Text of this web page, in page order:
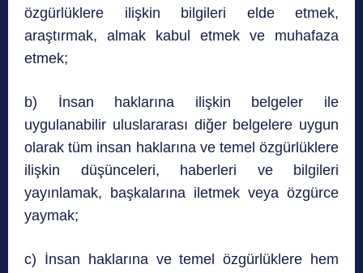
özgürlüklere ilişkin bilgileri elde etmek,
araştırmak, almak kabul etmek ve muhafaza
etmek;
b) İnsan haklarına ilişkin belgeler ile
uygulanabilir uluslararası diğer belgelere uygun
olarak tüm insan haklarına ve temel özgürlüklere
ilişkin düşünceleri, haberleri ve bilgileri
yayınlamak, başkalarına iletmek veya özgürce
yaymak;
c) İnsan haklarına ve temel özgürlüklere hem